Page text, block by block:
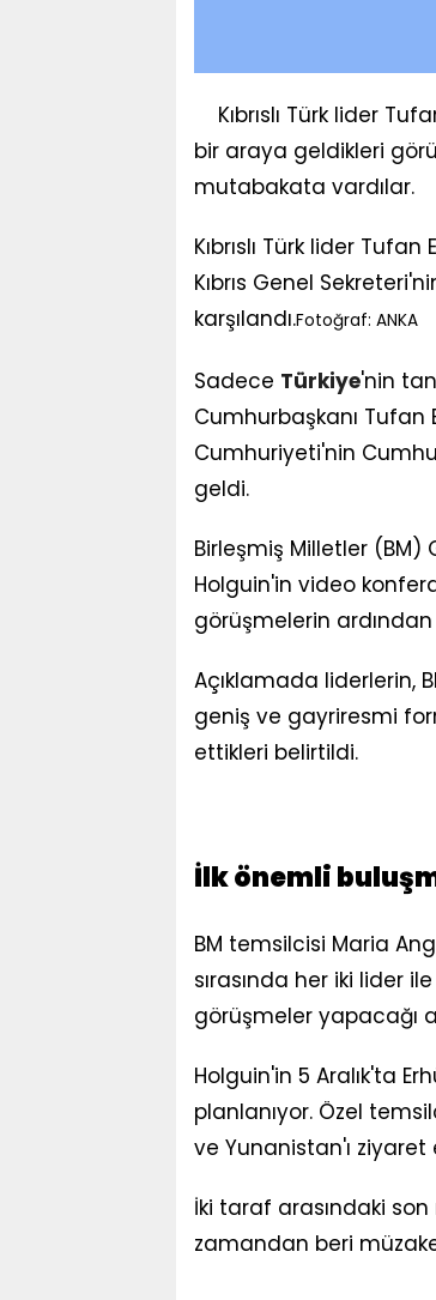
Kıbrıslı Türk lider
bir araya geldikleri
mutabakata vardılar.
Kıbrıslı Türk lider
Kıbrıs Genel
karşılandı.Fotoğraf: ANKA
Sadece Türkiye'nin
Cumhurbaşkanı Tufan
Cumhuriyeti'nin
geldi.
Birleşmiş Milletler (BM)
Holguin'in video
görüşmelerin
Açıklamada liderlerin,
geniş ve gayriresmi
ettikleri belirtildi.
İlk önemli
BM temsilcisi Maria
sırasında her iki lider
görüşmeler yapacağı
Holguin'in 5 Aralık'ta
planlanıyor. Özel
ve Yunanistan'ı
İki taraf arasındaki son
zamandan beri